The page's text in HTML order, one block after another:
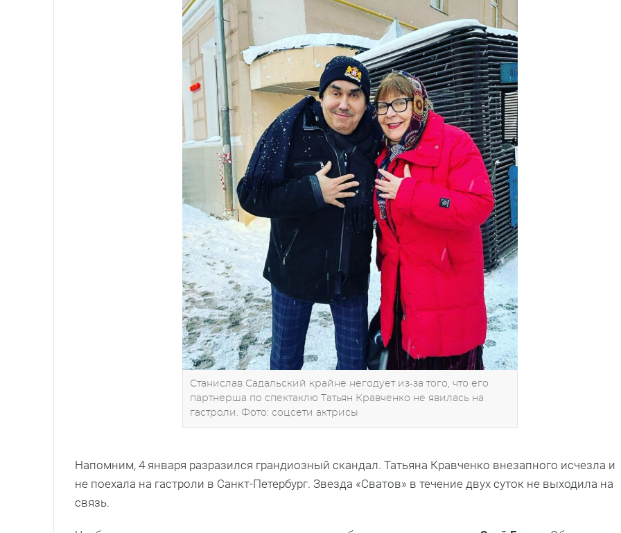
Станислав Садальский крайне негодует из-за того, что его
партнерша по спектаклю Татьян Кравченко не явилась на
гастроли. Фото: соцсети актрисы
Напомним, 4 января разразился грандиозный скандал. Татьяна Кравченко внезапного исчезла и
не поехала на гастроли в Санкт-Петербург. Звезда «Сватов» в течение двух суток не выходила на
связь.